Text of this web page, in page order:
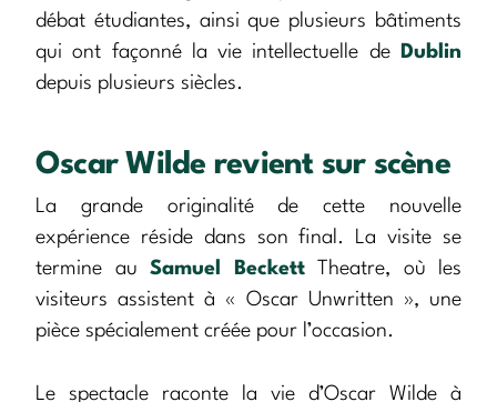
débat étudiantes, ainsi que plusieurs bâtiments
qui ont façonné la vie intellectuelle de
Dublin
depuis plusieurs siècles.
Oscar Wilde revient sur scène
La grande originalité de cette nouvelle
expérience réside dans son final. La visite se
termine au Samuel BeckettTheatre, où les
visiteurs assistent à « Oscar Unwritten », une
pièce spécialement créée pour l’occasion.
Le spectacle raconte la vie d’Oscar Wilde à